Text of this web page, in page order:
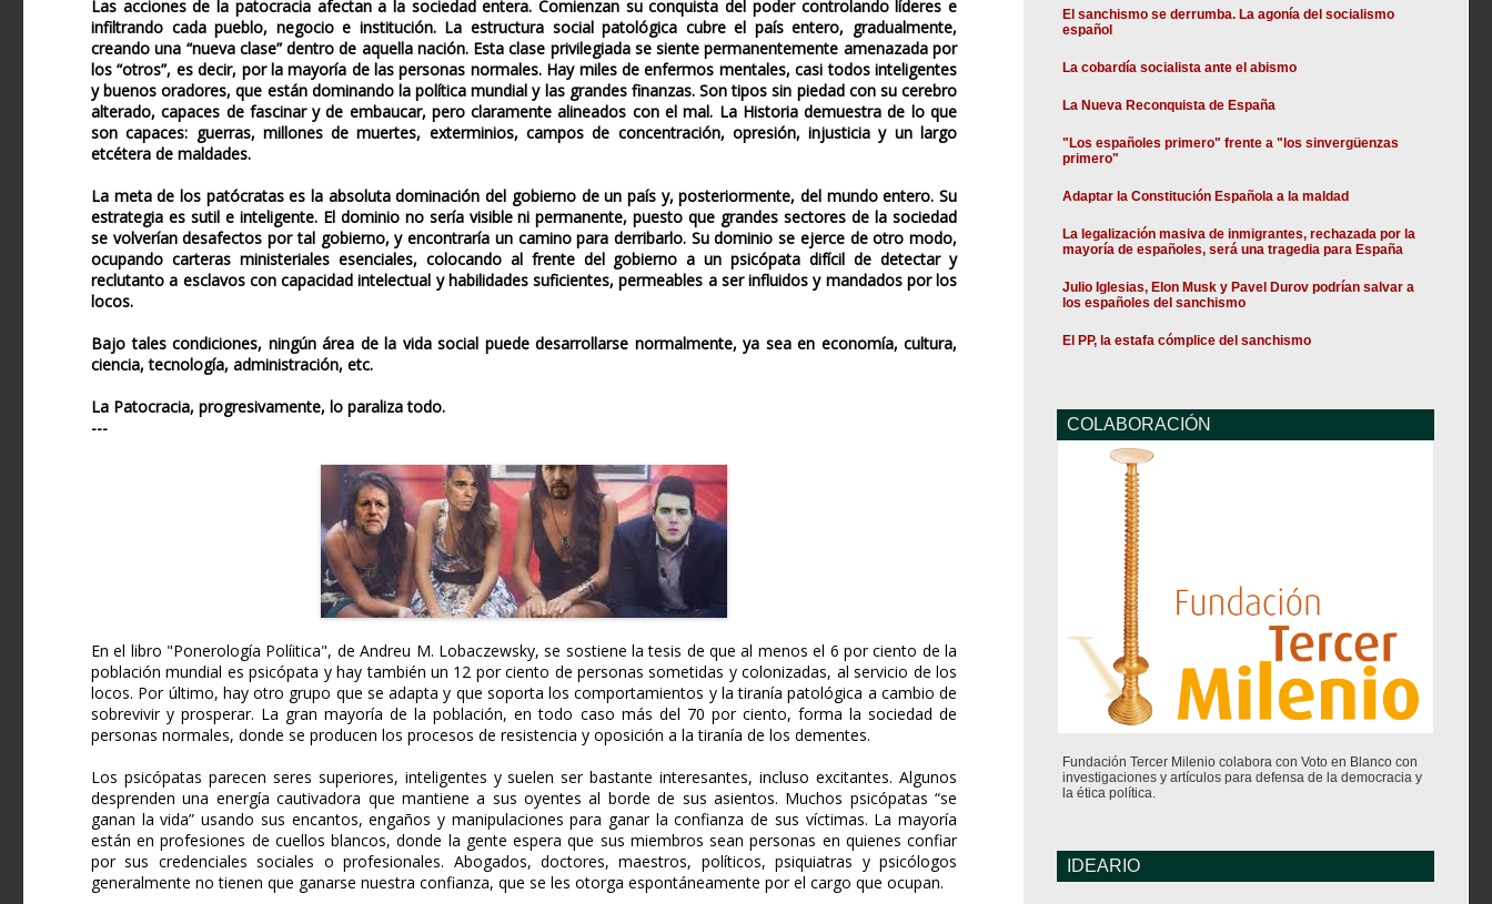
Las acciones de la patocracia afectan a la sociedad entera. Comienzan su conquista del poder controlando líderes e
infiltrando cada pueblo, negocio e institución. La estructura social patológica cubre el país entero, gradualmente,
creando una “nueva clase” dentro de aquella nación. Esta clase privilegiada se siente permanentemente amenazada por
los “otros”, es decir, por la mayoría de las personas normales. Hay miles de enfermos mentales, casi todos inteligentes
y buenos oradores, que están dominando la política mundial y las grandes finanzas. Son tipos sin piedad con su cerebro
alterado, capaces de fascinar y de embaucar, pero claramente alineados con el mal. La Historia demuestra de lo que
son capaces: guerras, millones de muertes, exterminios, campos de concentración, opresión, injusticia y un largo
etcétera de maldades.
La meta de los patócratas es la absoluta dominación del gobierno de un país y, posteriormente, del mundo entero. Su
estrategia es sutil e inteligente. El dominio no sería visible ni permanente, puesto que grandes sectores de la sociedad
se volverían desafectos por tal gobierno, y encontraría un camino para derribarlo. Su dominio se ejerce de otro modo,
ocupando carteras ministeriales esenciales, colocando al frente del gobierno a un psicópata difícil de detectar y
reclutanto a esclavos con capacidad intelectual y habilidades suficientes, permeables a ser influidos y mandados por los
locos.
Bajo tales condiciones, ningún área de la vida social puede desarrollarse normalmente, ya sea en economía, cultura,
ciencia, tecnología, administración, etc.
La Patocracia, progresivamente, lo paraliza todo.
---
En el libro "Ponerología Políitica", de Andreu M. Lobaczewsky, se sostiene la tesis de que al menos el 6 por ciento de la
población mundial es psicópata y hay también un 12 por ciento de personas sometidas y colonizadas, al servicio de los
locos. Por último, hay otro grupo que se adapta y que soporta los comportamientos y la tiranía patológica a cambio de
sobrevivir y prosperar. La gran mayoría de la población, en todo caso más del 70 por ciento, forma la sociedad de
personas normales, donde se producen los procesos de resistencia y oposición a la tiranía de los dementes.
Los psicópatas parecen seres superiores, inteligentes y suelen ser bastante interesantes, incluso excitantes. Algunos
desprenden una energía cautivadora que mantiene a sus oyentes al borde de sus asientos. Muchos psicópatas “se
ganan la vida” usando sus encantos, engaños y manipulaciones para ganar la confianza de sus víctimas. La mayoría
están en profesiones de cuellos blancos, donde la gente espera que sus miembros sean personas en quienes confiar
por sus credenciales sociales o profesionales. Abogados, doctores, maestros, políticos, psiquiatras y psicólogos
generalmente no tienen que ganarse nuestra confianza, que se les otorga espontáneamente por el cargo que ocupan.
El sanchismo se derrumba. La agonía del socialismo
español
La cobardía socialista ante el abismo
La Nueva Reconquista de España
"Los españoles primero" frente a "los sinvergüenzas
primero"
Adaptar la Constitución Española a la maldad
La legalización masiva de inmigrantes, rechazada por la
mayoría de españoles, será una tragedia para España
Julio Iglesias, Elon Musk y Pavel Durov podrían salvar a
los españoles del sanchismo
El PP, la estafa cómplice del sanchismo
COLABORACIÓN
Fundación Tercer Milenio colabora con Voto en Blanco con
investigaciones y artículos para defensa de la democracia y
la ética política.
IDEARIO